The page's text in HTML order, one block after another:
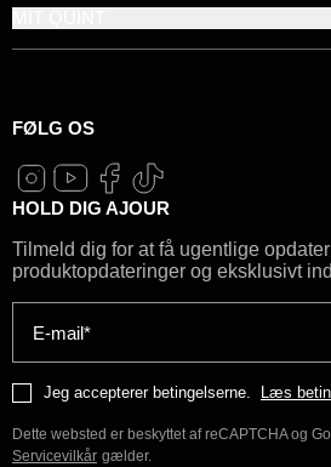
FØLG OS
HOLD DIG AJOUR
Tilmeld dig for at få ugentlige
produktopdateringer og eksklusivt
E-mail*
Jeg accepterer betingelserne. Læs
Dette websted er beskyttet af reCAPTCHA og
Servicevilkår gælder.